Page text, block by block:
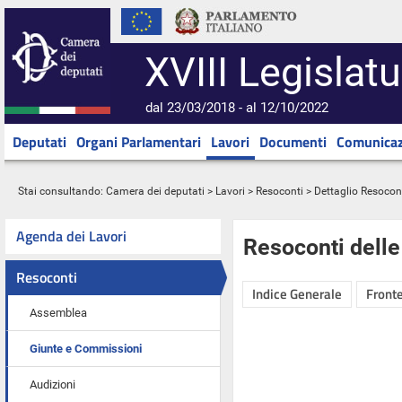
XVIII
dal 23/03/2018 - al 12/10/2022
Deputati Organi Parlamentari Lavori Documenti
Stai consultando: Camera dei deputati > Lavori > Resoconti > Dettaglio
Agenda dei Lavori
Resoconti
Assemblea
Giunte e Commissioni
Audizioni
Resoconti
Indice Generale